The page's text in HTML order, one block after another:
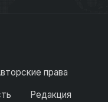
права
Редакция